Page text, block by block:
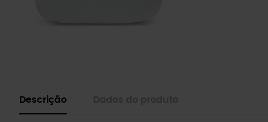
Descrição